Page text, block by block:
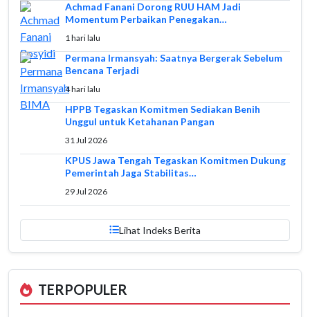
Achmad Fanani Dorong RUU HAM Jadi
Momentum Perbaikan Penegakan…
1 hari lalu
Permana Irmansyah: Saatnya Bergerak Sebelum
Bencana Terjadi
4 hari lalu
HPPB Tegaskan Komitmen Sediakan Benih
Unggul untuk Ketahanan Pangan
31 Jul 2026
KPUS Jawa Tengah Tegaskan Komitmen Dukung
Pemerintah Jaga Stabilitas…
29 Jul 2026
Lihat Indeks Berita
TERPOPULER